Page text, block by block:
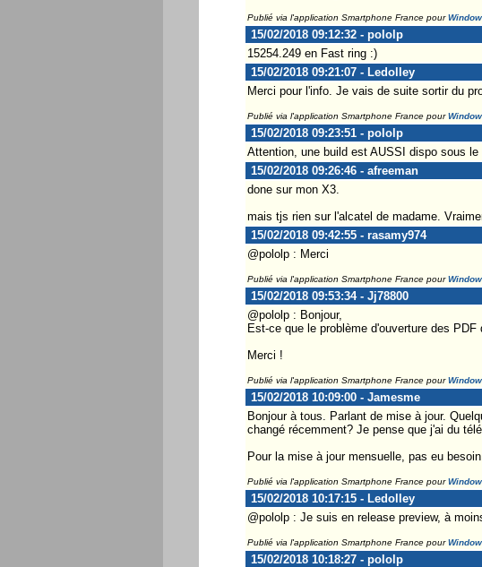
Publié via l'application Smartphone France pour
15/02/2018 09:12:32 - pololp
15254.249 en Fast ring :)
15/02/2018 09:21:07 - Ledolley
Merci pour l'info. Je vais de suite sortir du
Publié via l'application Smartphone France pour
15/02/2018 09:23:51 - pololp
Attention, une build est AUSSI dispo sous
15/02/2018 09:26:46 - afreeman
done sur mon X3.
mais tjs rien sur l'alcatel de madame.
15/02/2018 09:42:55 - rasamy974
@pololp : Merci
Publié via l'application Smartphone France pour
15/02/2018 09:53:34 - Jj78800
@pololp : Bonjour,
Est-ce que le problème d'ouverture des
Merci !
Publié via l'application Smartphone France pour
15/02/2018 10:09:00 - Jamesme
Bonjour à tous. Parlant de mise à jour.
changé récemment? Je pense que j'ai du
Pour la mise à jour mensuelle, pas eu
Publié via l'application Smartphone France pour
15/02/2018 10:17:15 - Ledolley
@pololp : Je suis en release preview, à
Publié via l'application Smartphone France pour
15/02/2018 10:18:27 - pololp